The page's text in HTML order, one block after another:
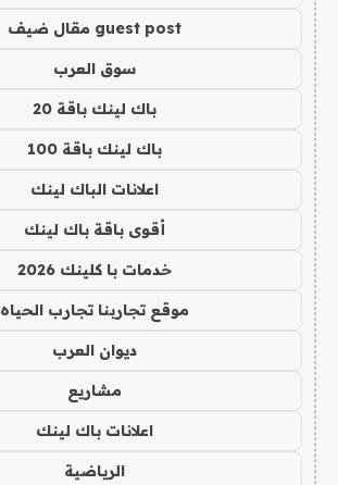
guest post مقال ضيف
سوق العرب
باك لينك باقة 20
باك لينك باقة 100
اعلانات الباك لينك
أقوى باقة باك لينك
خدمات با كلينك 2026
موقع تجاربنا تجارب الحياه
ديوان العرب
مشاريع
اعلانات باك لينك
الرياضية